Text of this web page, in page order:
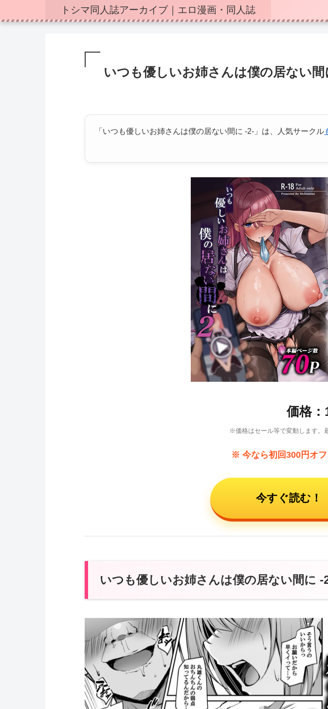
トシマ同人誌アーカイブ｜エロ漫画・同人誌
いつも優しいお姉さんは僕の居ない
「いつも優しいお姉さんは僕の居ない間に -2-」は、人気サークル
価格：
※価格はセール等で変動します。
※ 今なら初回300円オ
今すぐ読む！
いつも優しいお姉さんは僕の居ない間に